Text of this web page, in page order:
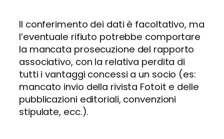
Il conferimento dei dati è facoltativo, ma
l’eventuale rifiuto potrebbe comportare
la mancata prosecuzione del rapporto
associativo, con la relativa perdita di
tutti i vantaggi concessi a un socio (es:
mancato invio della rivista Fotoit e delle
pubblicazioni editoriali, convenzioni
stipulate, ecc.).